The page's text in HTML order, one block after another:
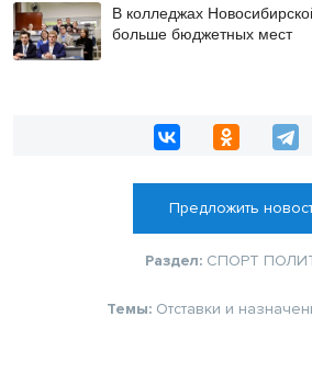
В колледжах
больше бюджетных мест
Предложить
Раздел: СПОРТ
Темы: Отставки и